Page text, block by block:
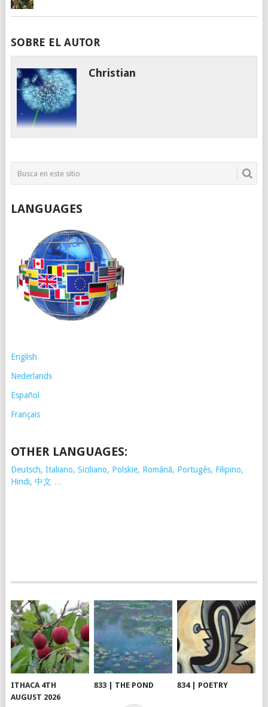
SOBRE EL AUTOR
Christian
LANGUAGES
English
Nederlands
Español
Français
OTHER LANGUAGES:
Deutsch, Italiano, Siciliano, Polskie, Românã, Portugês, Filipino,
Hindi, 中文 …
ITHACA 4TH
AUGUST 2026
833 | THE POND 834 | POETRY